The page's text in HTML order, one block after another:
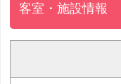
客室・施設情報